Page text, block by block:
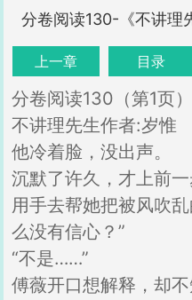
分卷阅读130-《不讲理
上一章 目录
分卷阅读130（第1页）
不讲理先生作者:岁惟
他冷着脸，没出声。
沉默了许久，才上前
用手去帮她把被风吹
么没有信心？”
“不是……”
傅薇开口想解释，却